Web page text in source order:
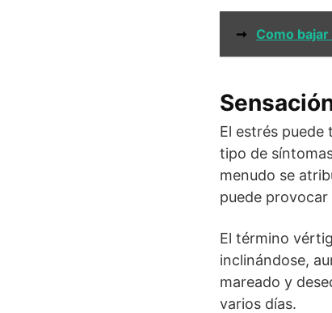
➞ Como
El estrés
tipo de
menudo se
puede
El término
inclinándose,
mareado y
varios días.